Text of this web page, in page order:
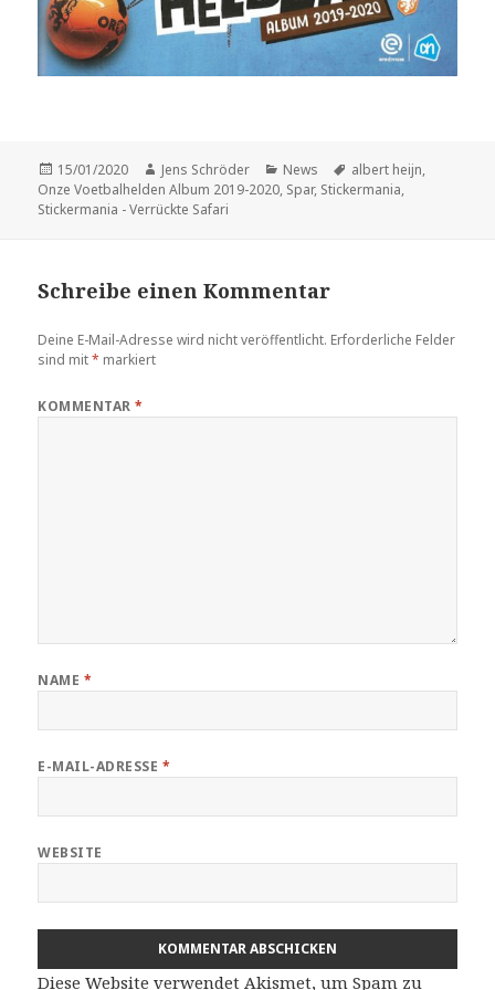
Veröffentlicht
am
15/01/2020 Autor
Jens Schröder Kategorien
News Schlagwörter
albert heijn,
Onze Voetbalhelden Album 2019-2020, Spar, Stickermania,
Stickermania - Verrückte Safari
Schreibe einen Kommentar
Deine E-Mail-Adresse wird nicht veröffentlicht. Erforderliche Felder
sind mit* markiert
KOMMENTAR*
NAME *
E-MAIL-ADRESSE *
WEBSITE
Diese Website verwendet Akismet, um Spam zu